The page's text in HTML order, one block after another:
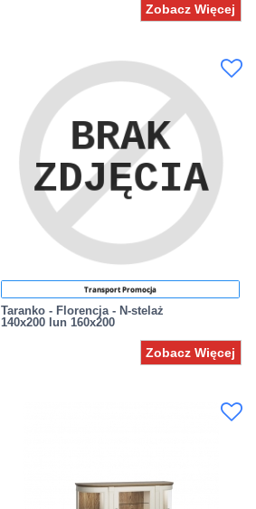
Zobacz Więcej
Transport Promocja
Taranko - Florencja - N-stelaż
140x200 lun 160x200
Zobacz Więcej